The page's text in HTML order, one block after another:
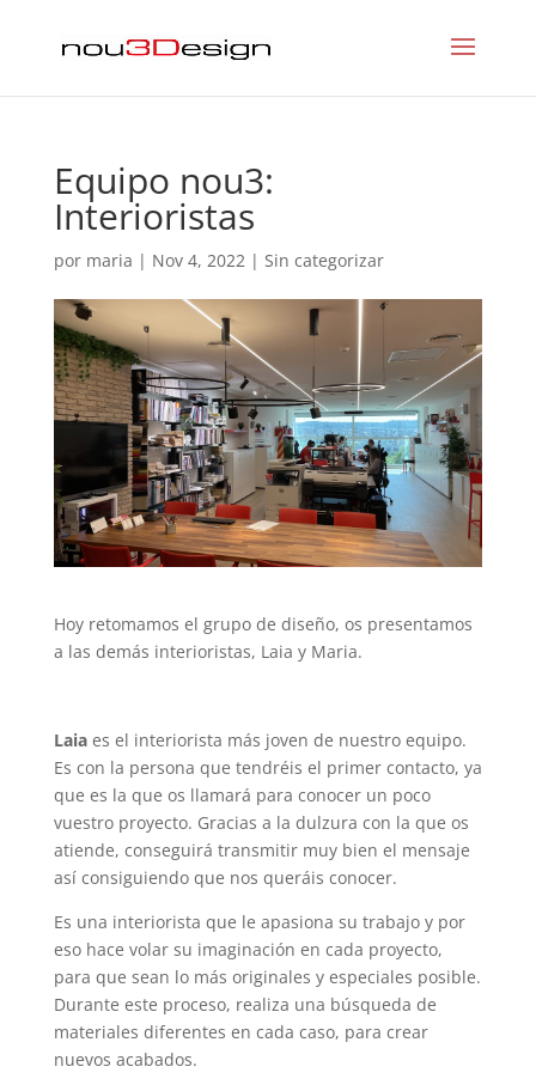
Equipo nou3:
Interioristas
por maria | Nov 4, 2022| Sin categorizar
Hoy retomamos el grupo de diseño, os presentamos
a las demás interioristas, Laia y Maria.
Laiaes el interiorista más joven de nuestro equipo.
Es con la persona que tendréis el primer contacto, ya
que es la que os llamará para conocer un poco
vuestro proyecto. Gracias a la dulzura con la que os
atiende, conseguirá transmitir muy bien el mensaje
así consiguiendo que nos queráis conocer.
Es una interiorista que le apasiona su trabajo y por
eso hace volar su imaginación en cada proyecto,
para que sean lo más originales y especiales posible.
Durante este proceso, realiza una búsqueda de
materiales diferentes en cada caso, para crear
nuevos acabados.